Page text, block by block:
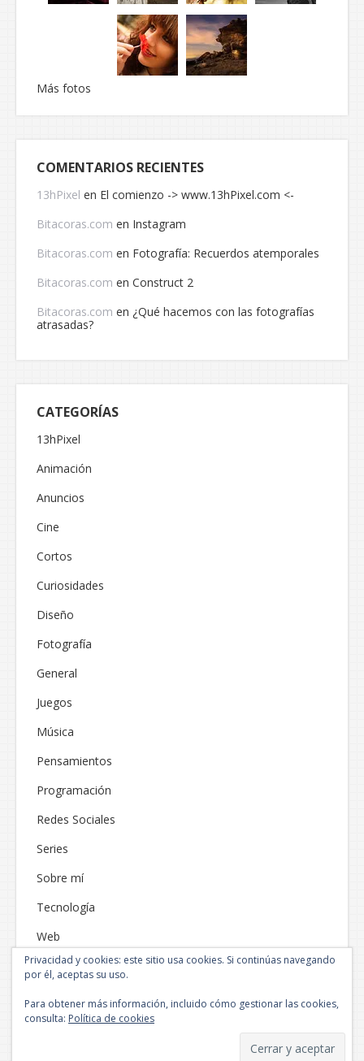
Más fotos
COMENTARIOS RECIENTES
13hPixel en El comienzo -> www.13hPixel.com <-
Bitacoras.com en Instagram
Bitacoras.com en Fotografía: Recuerdos atemporales
Bitacoras.com en Construct 2
Bitacoras.com en ¿Qué hacemos con las fotografías
atrasadas?
CATEGORÍAS
13hPixel
Animación
Anuncios
Cine
Cortos
Curiosidades
Diseño
Fotografía
General
Juegos
Música
Pensamientos
Programación
Redes Sociales
Series
Sobre mí
Tecnología
Web
Tema: Neblue por
Privacidad y cookies: este sitio usa cookies. Si continúas navegando
por él, aceptas su uso.
Para obtener más información, incluido cómo gestionar las cookies,
consulta: Política de cookies